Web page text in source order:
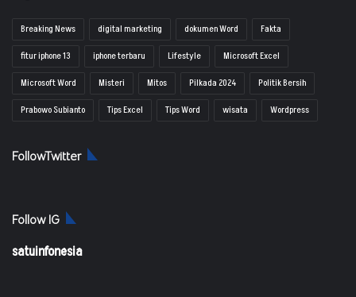
Breaking News digital marketing dokumen Word
Fakta
fitur iphone 13
iphone terbaru Lifestyle
Microsoft Excel
Microsoft Word
Misteri Mitos Pilkada 2024
Politik Bersih
Prabowo Subianto
Tips Excel Tips Word wisata Wordpress
FollowTwitter
Follow IG
satuinfonesia